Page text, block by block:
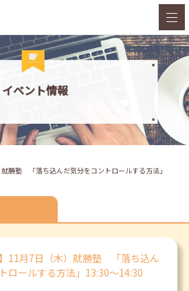
イベント情報
就勝塾 「落ち込んだ気分をコントロールする方法」
】11月7日（木）就勝塾 「落ち込ん
ロールする方法」13:30～14:30